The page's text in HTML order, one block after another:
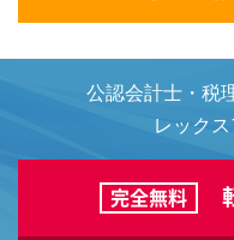
公認会計士・税
レック
完全無料